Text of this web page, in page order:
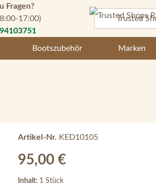
Fragen?
17:00)
Trusted
Bootszubehör Marken
Artikel-Nr. KED10105
Regulärer Preis:
95,00 €
Inhalt: 1 Stück